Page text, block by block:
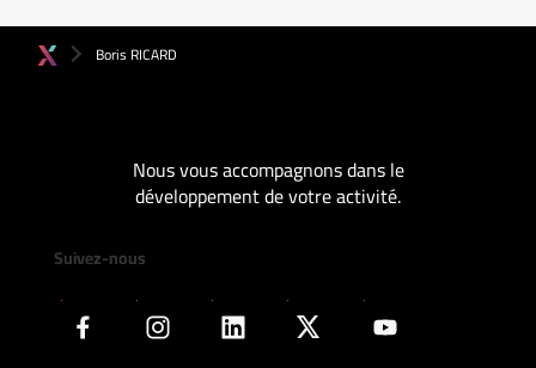
Boris RICARD
Nous vous accompagnons dans le
développement de votre activité.
Suivez-nous